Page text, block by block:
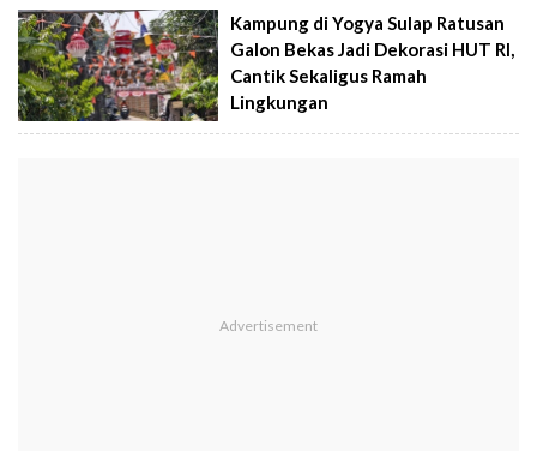
Kampung di Yogya Sulap Ratusan
Galon Bekas Jadi Dekorasi HUT RI,
Cantik Sekaligus Ramah
Lingkungan